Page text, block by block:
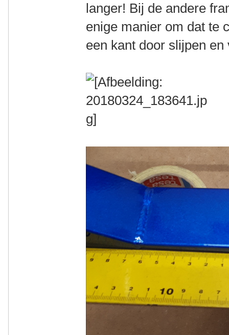
langer! Bij de andere
enige manier om dat te
een kant door slijpen